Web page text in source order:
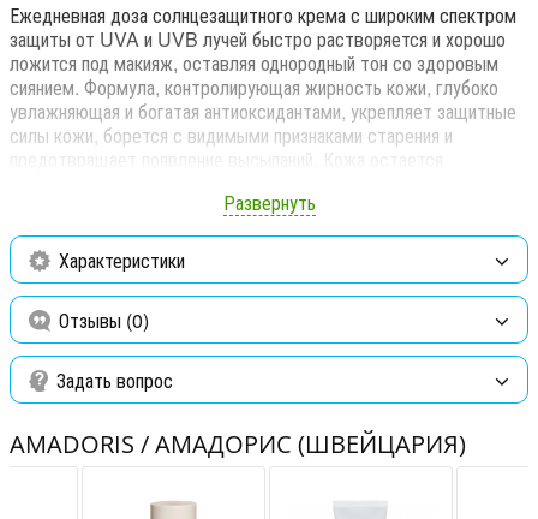
Ежедневная доза солнцезащитного крема с широким спектром
защиты от UVA и UVB лучей быстро растворяется и хорошо
ложится под макияж, оставляя однородный тон со здоровым
сиянием. Формула, контролирующая жирность кожи, глубоко
увлажняющая и богатая антиоксидантами, укрепляет защитные
силы кожи, борется с видимыми признаками старения и
предотвращает появление высыпаний. Кожа остается
готовое принять на себя весь день.
Обеспечивает защиту от UVA и UVB лучей широкого
спектра
Защищает от свободных радикалов и агрессоров
окружающей среды
Минимизирует признаки старения, такие как тонкие линии,
морщины и обесцвечивание
Обеспечивает интенсивное увлажнение и успокаивает
покраснение и признаки чувствительности
Развернуть
Характеристики
Отзывы (0)
Задать вопрос
AMADORIS / АМАДОРИС (ШВЕЙЦАРИЯ)